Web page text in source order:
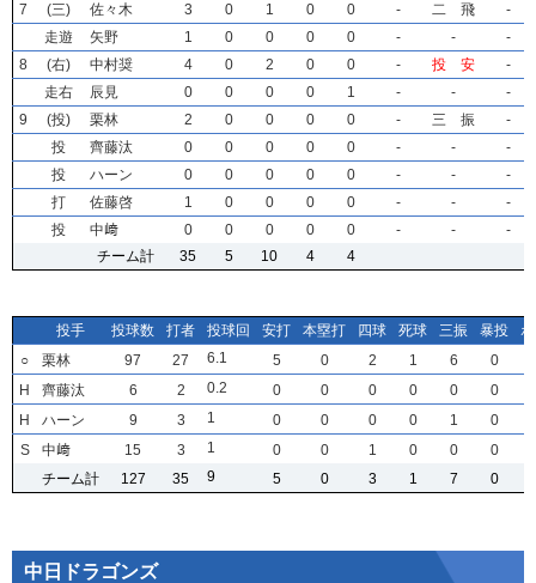
7
(三) 佐々木 3 0 1 0 0 - 二 飛
-
走遊
矢野 1 0 0 0 0 - -
-
8
(右) 中村奨 4 0 2 0 0 - 投 安
-
走右
辰見 0 0 0 0 1 - -
-
9
(投) 栗林 2 0 0 0 0 - 三 振
-
投
齊藤汰 0 0 0 0 0 - -
-
投
ハーン 0 0 0 0 0 - -
-
打
佐藤啓 1 0 0 0 0 - -
-
投
中﨑 0 0 0 0 0 - -
-
チーム計
35 5 10 4 4
7
(三) 佐々木 3 0 1 0 0 - 二 飛
-
走遊
矢野 1 0 0 0 0 - -
-
8
(右) 中村奨 4 0 2 0 0 - 投 安
-
走右
辰見 0 0 0 0 1 - -
-
9
(投) 栗林 2 0 0 0 0 - 三 振
-
投
齊藤汰 0 0 0 0 0 - -
-
投
ハーン 0 0 0 0 0 - -
-
打
佐藤啓 1 0 0 0 0 - -
-
投
中﨑 0 0 0 0 0 - -
-
チーム計
35 5 10 4 4
7
(三) 佐々木 3 0 1 0 0 - 二 飛
-
走遊
矢野 1 0 0 0 0 - -
-
8
(右) 中村奨 4 0 2 0 0 - 投 安
-
走右
辰見 0 0 0 0 1 - -
-
9
(投) 栗林 2 0 0 0 0 - 三 振
-
投
齊藤汰 0 0 0 0 0 - -
-
投
ハーン 0 0 0 0 0 - -
-
打
佐藤啓 1 0 0 0 0 - -
-
投
中﨑 0 0 0 0 0 - -
-
チーム計
35 5 10 4 4
7
(三) 佐々木 3 0 1 0 0 - 二 飛
-
走遊
矢野 1 0 0 0 0 - -
-
8
(右) 中村奨 4 0 2 0 0 - 投 安
-
走右
辰見 0 0 0 0 1 - -
-
9
(投) 栗林 2 0 0 0 0 - 三 振
-
投
齊藤汰 0 0 0 0 0 - -
-
投
ハーン 0 0 0 0 0 - -
-
打
佐藤啓 1 0 0 0 0 - -
-
投
中﨑 0 0 0 0 0 - -
-
チーム計
35 5 10 4 4
投手 投球数 打者 投球回 安打 本塁打 四球 死球 三振 暴投
○
栗林 97 27 6.1 5 0 2 1 6
0
H
齊藤汰 6 2 0.2 0 0 0 0 0
0
H
ハーン 9 3 1 0 0 0 0 1
0
S
中﨑 15 3 1 0 0 1 0 0
0
チーム計
127 35 9 5 0 3 1 7 0
投手 投球数 打者 投球回 安打 本塁打 四球 死球 三振 暴投
○
栗林 97 27 6.1 5 0 2 1 6
0
H
齊藤汰 6 2 0.2 0 0 0 0 0
0
H
ハーン 9 3 1 0 0 0 0 1
0
S
中﨑 15 3 1 0 0 1 0 0
0
チーム計
127 35 9 5 0 3 1 7 0
投手 投球数 打者 投球回 安打 本塁打 四球 死球 三振 暴投
○
栗林 97 27 6.1 5 0 2 1 6
0
H
齊藤汰 6 2 0.2 0 0 0 0 0
0
H
ハーン 9 3 1 0 0 0 0 1
0
S
中﨑 15 3 1 0 0 1 0 0
0
チーム計
127 35 9 5 0 3 1 7 0
投手 投球数 打者 投球回 安打 本塁打 四球 死球 三振 暴投
○
栗林 97 27 6.1 5 0 2 1 6
0
H
齊藤汰 6 2 0.2 0 0 0 0 0
0
H
ハーン 9 3 1 0 0 0 0 1
0
S
中﨑 15 3 1 0 0 1 0 0
0
チーム計
127 35 9 5 0 3 1 7 0
中日ドラゴンズ